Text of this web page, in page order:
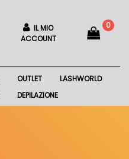
IL MIO
ACCOUNT
0
OUTLET
LASHWORLD
DEPILAZIONE